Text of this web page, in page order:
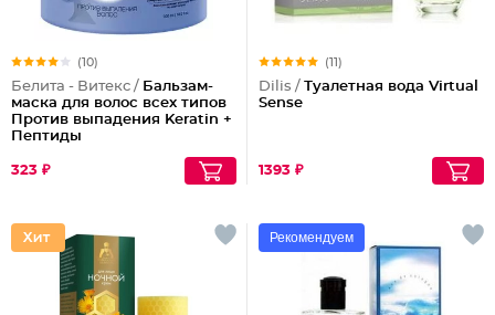
(10)
Белита - Витекс / Бальзам-
маска для волос всех типов
Против выпадения Keratin +
Пептиды
323 ₽
(11)
Dilis / Туалетная вода Virtual
Sense
1393 ₽
Рекомендуем